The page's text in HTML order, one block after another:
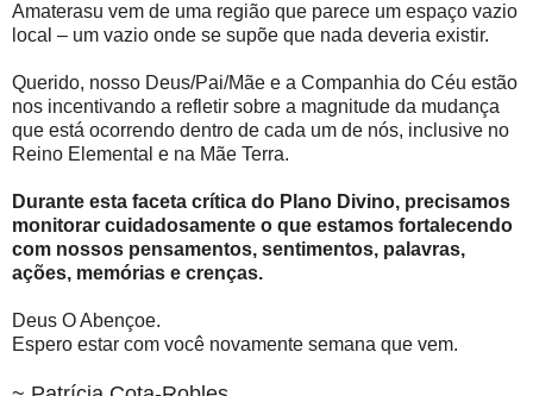
Amaterasu vem de uma região que parece um espaço vazio
local – um vazio onde se supõe que nada deveria existir.
Querido, nosso Deus/Pai/Mãe e a Companhia do Céu estão
nos incentivando a refletir sobre a magnitude da mudança
que está ocorrendo dentro de cada um de nós, inclusive no
Reino Elemental e na Mãe Terra.
Durante esta faceta crítica do Plano Divino, precisamos
monitorar cuidadosamente o que estamos fortalecendo
com nossos pensamentos, sentimentos, palavras,
ações, memórias e crenças.
Deus O Abençoe.
Espero estar com você novamente semana que vem.